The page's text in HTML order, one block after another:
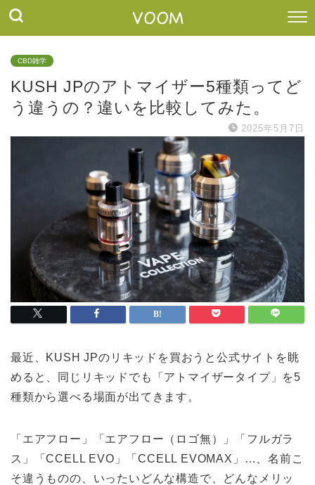
CBD雑学
KUSH JPのアトマイザー5種類ってど
う違うの？違いを比較してみた。
2025年5月7日
最近、KUSH JPのリキッドを買おうと公式サイトを眺
めると、同じリキッドでも「アトマイザータイプ」を5
種類から選べる場面が出てきます。
「エアフロー」「エアフロー（ロゴ無）」「フルガラ
ス」「CCELL EVO」「CCELL EVOMAX」…、名前こ
そ違うものの、いったいどんな構造で、どんなメリッ